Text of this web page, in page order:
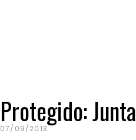
Protegido: Junta
07/09/2013